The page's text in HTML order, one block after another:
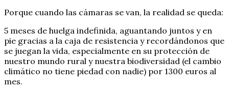
Porque cuando las cámaras se van, la realidad se queda:
5 meses de huelga indefinida, aguantando juntos y en
pie gracias a la caja de resistencia y recordándonos que
se juegan la vida, especialmente en su protección de
nuestro mundo rural y nuestra biodiversidad (el cambio
climático no tiene piedad con nadie) por 1300 euros al
mes.